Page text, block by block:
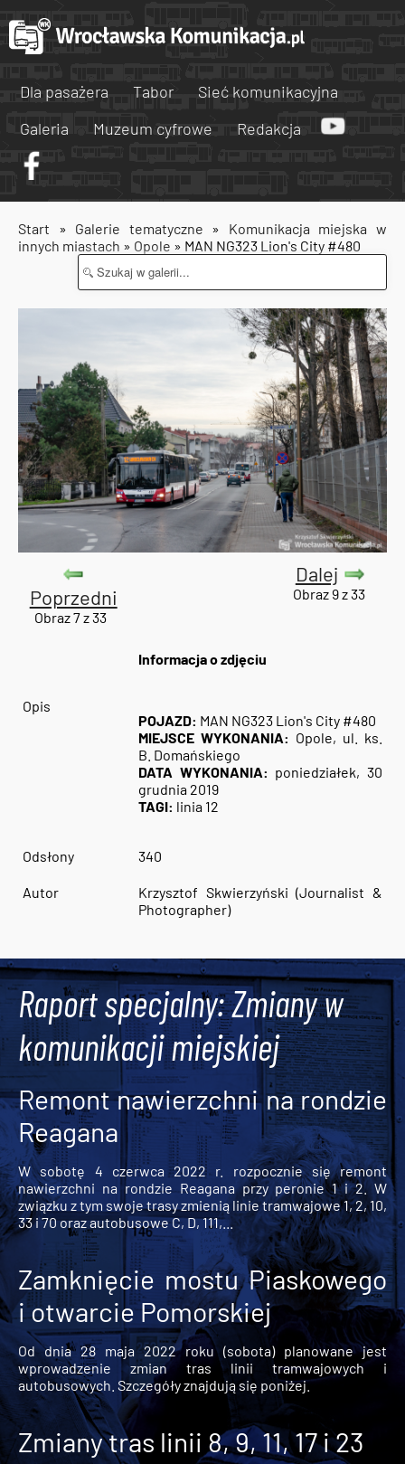
Dla pasażera Tabor
Sieć komunikacyjna
Galeria
Muzeum cyfrowe Redakcja
Start » Galerie tematyczne » Komunikacja miejska w
innych miastach » Opole » MAN NG323 Lion's City #480
Poprzedni
Obraz 7 z 33
Dalej
Obraz 9 z 33
Informacja o zdjęciu
Opis
POJAZD: MAN NG323 Lion's City #480
MIEJSCE WYKONANIA: Opole, ul. ks.
B. Domańskiego
DATA WYKONANIA: poniedziałek, 30
grudnia 2019
TAGI: linia 12
Odsłony 340
Autor
Krzysztof Skwierzyński (Journalist &
Photographer)
Raport specjalny: Zmiany w
komunikacji miejskiej
Remont nawierzchni na rondzie
Reagana
W sobotę 4 czerwca 2022 r. rozpocznie się remont
nawierzchni na rondzie Reagana przy peronie 1 i 2. W
związku z tym swoje trasy zmienią linie tramwajowe 1, 2, 10,
33 i 70 oraz autobusowe C, D, 111,...
Zamknięcie mostu Piaskowego
i otwarcie Pomorskiej
Od dnia 28 maja 2022 roku (sobota) planowane jest
wprowadzenie zmian tras linii tramwajowych i
autobusowych. Szczegóły znajdują się poniżej.
Zmiany tras linii 8, 9, 11, 17 i 23